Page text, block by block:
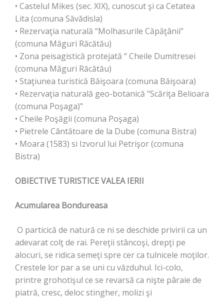
• Castelul Mikes (sec. XIX), cunoscut şi ca Cetatea
Lita (comuna Săvădisla)
• Rezervaţia naturală “Molhasurile Căpăţânii”
(comuna Măguri Răcătău)
• Zona peisagistică protejată “ Cheile Dumitresei
(comuna Măguri Răcătău)
• Staţiunea turistică Băişoara (comuna Băişoara)
• Rezervaţia naturală geo-botanică "Scăriţa Belioara
(comuna Poşaga)"
• Cheile Poşăgii (comuna Poşaga)
• Pietrele Cântătoare de la Dube (comuna Bistra)
• Moara (1583) si Izvorul lui Petrişor (comuna
Bistra)
OBIECTIVE TURISTICE VALEA IERII
Acumularea Bondureasa
O particică de natură ce ni se deschide privirii ca un
adevarat colţ de rai. Pereţii stâncoşi, drepţi pe
alocuri, se ridica semeţi spre cer ca tulnicele moţilor.
Crestele lor par a se uni cu văzduhul. Ici-colo,
printre grohotişul ce se revarsă ca nişte pâraie de
piatră, cresc, deloc stingher, molizi şi